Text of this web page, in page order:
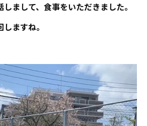
まして、食事をいただきました。
ますね。